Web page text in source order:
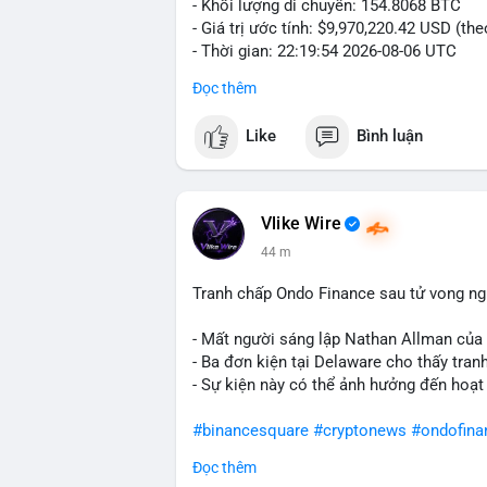
- Khối lượng di chuyển: 154.8068 BTC
- Giá trị ước tính: $9,970,220.42 USD
- Thời gian: 22:19:54 2026-08-06 UTC
Một khối lượng 154.8 BTC trị giá gần 10
nhân hoặc tổ chức kiểm soát, không
nhóm cá voi tích lũy: gom coin từ nhiều
tăng; ngược lại, nếu chảy về ví lạnh, tín
hiện khá nhạy cảm với biến động lớn,
giờ tới.
Nhà đầu tư nhỏ lẻ nên thận trọng, tránh
#154dot8btc #vilanh #tichluydaihan
Đọc thêm
Like Bình luận
Vlike Wire
45 m
Tranh chấp Ondo Finance sau tử vong
- Mất người sáng lập Nathan Allman của
- Ba đơn kiện tại Delaware cho thấy
- Sự kiện này có thể ảnh hưởng đến
#binancesquare #cryptonews
$btc $eth
Đọc thêm